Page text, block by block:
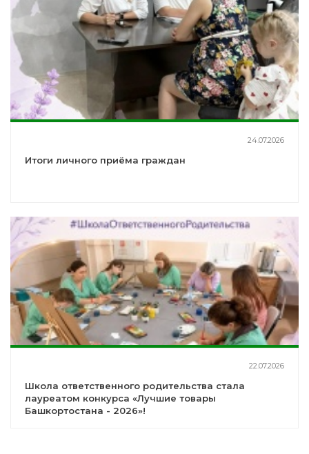
24.07.2026
Итоги личного приёма граждан
22.07.2026
Школа ответственного родительства стала
лауреатом конкурса «Лучшие товары
Башкортостана - 2026»!